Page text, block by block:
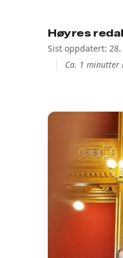
Høyres
Sist oppdatert:
Ca. 1 minutter